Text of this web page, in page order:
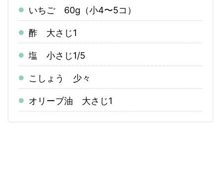
いちご 60g（小4〜5コ）
酢 大さじ1
塩 小さじ1/5
こしょう 少々
オリーブ油 大さじ1